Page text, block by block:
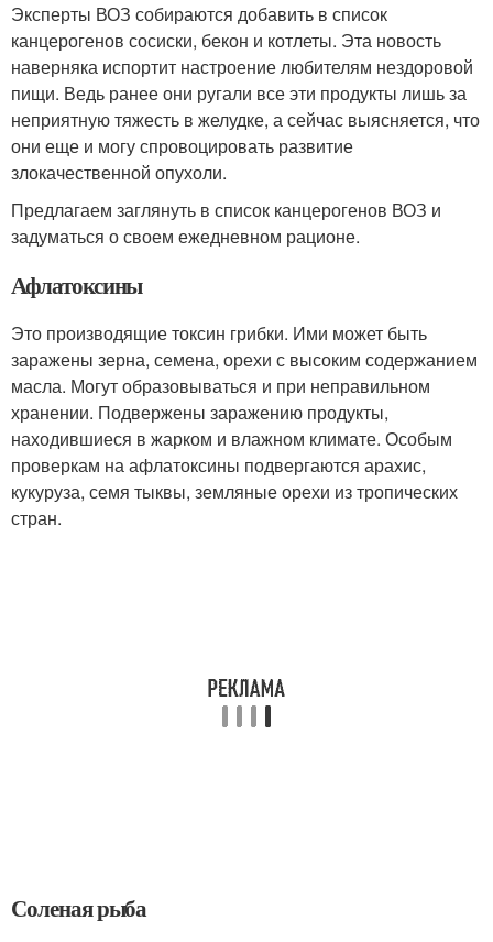
Эксперты ВОЗ собираются добавить в список
канцерогенов сосиски, бекон и котлеты. Эта новость
наверняка испортит настроение любителям нездоровой
пищи. Ведь ранее они ругали все эти продукты лишь за
неприятную тяжесть в желудке, а сейчас выясняется, что
они еще и могу спровоцировать развитие
злокачественной опухоли.
Предлагаем заглянуть в список канцерогенов ВОЗ и
задуматься о своем ежедневном рационе.
Афлатоксины
Это производящие токсин грибки. Ими может быть
заражены зерна, семена, орехи с высоким содержанием
масла. Могут образовываться и при неправильном
хранении. Подвержены заражению продукты,
находившиеся в жарком и влажном климате. Особым
проверкам на афлатоксины подвергаются арахис,
кукуруза, семя тыквы, земляные орехи из тропических
стран.
Соленая рыба